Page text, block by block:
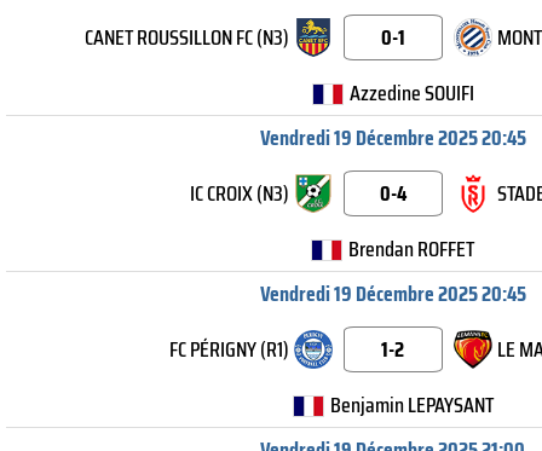
CANET ROUSSILLON FC (N3)
0-1
Azzedine SOUIFI
Vendredi 19 Décembre 2025 20:45
IC CROIX (N3)
0-4
Brendan ROFFET
Vendredi 19 Décembre 2025 20:45
FC PÉRIGNY (R1)
1-2
LE
Benjamin LEPAYSANT